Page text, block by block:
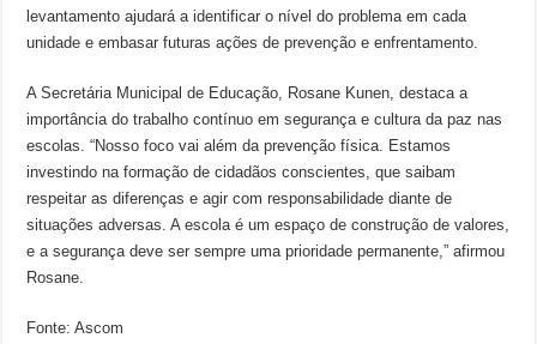
levantamento ajudará a identificar o nível do problema em cada
unidade e embasar futuras ações de prevenção e enfrentamento.
A Secretária Municipal de Educação, Rosane Kunen, destaca a
importância do trabalho contínuo em segurança e cultura da paz nas
escolas. “Nosso foco vai além da prevenção física. Estamos
investindo na formação de cidadãos conscientes, que saibam
respeitar as diferenças e agir com responsabilidade diante de
situações adversas. A escola é um espaço de construção de valores,
e a segurança deve ser sempre uma prioridade permanente,” afirmou
Rosane.
Fonte: Ascom